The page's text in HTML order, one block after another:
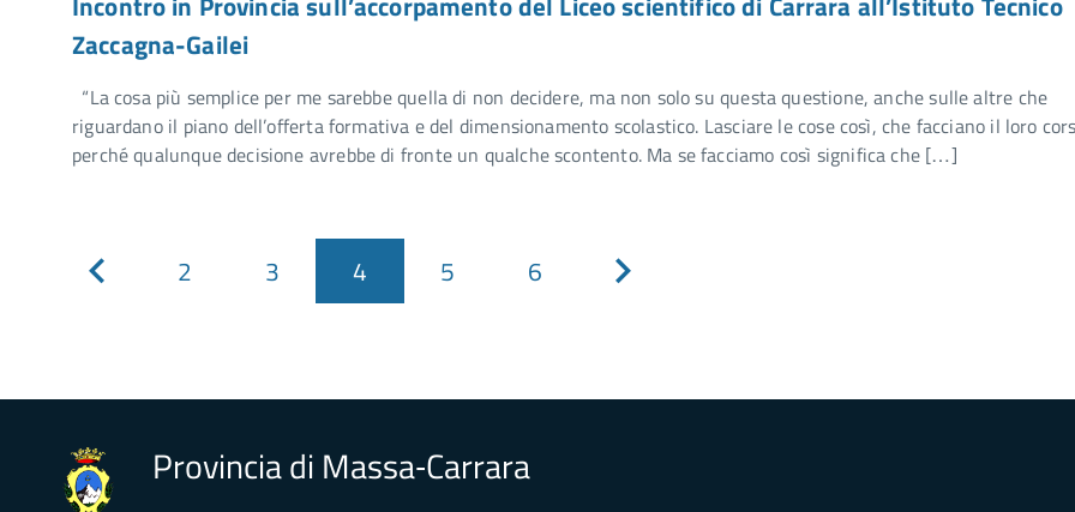
Zaccagna-Gailei
“La cosa più semplice per me sarebbe quella di non decidere, ma non solo su questa questione, anche sulle altre che
riguardano il piano dell’offerta formativa e del dimensionamento scolastico. Lasciare le cose così, che facciano il loro
perché qualunque decisione avrebbe di fronte un qualche scontento. Ma se facciamo così significa che […]
precedente
2 3 4 5 6
Provincia di Massa‑Carrara